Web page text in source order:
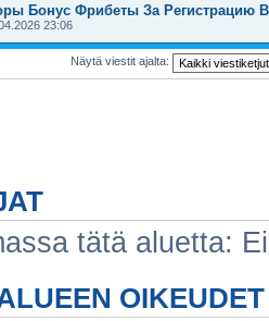
Бонус Фрибеты За Регистрацию
23:06
Näytä viestit ajalta:
tätä aluetta:
OIKEUDET